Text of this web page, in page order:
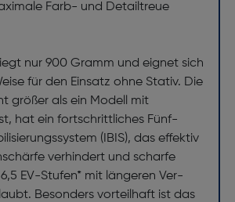
Farb- und Detailtreue
nur 900 Gramm und eignet sich
für den Einsatz ohne Stativ. Die
größer als ein Modell mit
hat ein fortschrittliches Fünf-
(IBIS), das effektiv
verhindert und scharfe
EV-Stufen* mit längeren Ver­
Besonders vorteilhaft ist das